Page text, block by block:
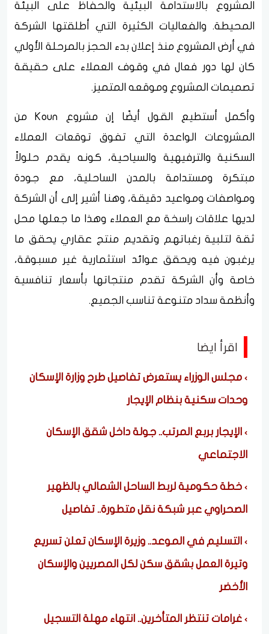
المشروع بالاستدامة البيئية والحفاظ على البيئة
المحيطة. والفعاليات الكثيرة التي أطلقتها الشركة
في أرض المشروع منذ إعلان بدء الحجز بالمرحلة الأولي
كان لها دور فعال في وقوف العملاء على حقيقة
تصميمات المشروع وموقعه المتميز.
وأكمل أستطيع القول أيضًا إن مشروع Koun من
المشروعات الواعدة التي تفوق توقعات العملاء
السكنية والترفيهية والسياحية، كونه يقدم حلولاً
مبتكرة ومستدامة بالمدن الساحلية، مع جودة
ومواصفات ومواعيد دقيقة، وهنا أشير إلى أن الشركة
لديها علاقات راسخة مع العملاء وهذا ما جعلها محل
ثقة لتلبية رغباتهم وتقديم منتج عقاري يحقق ما
يرغبون فيه ويحقق عوائد استثمارية غير مسبوقة،
خاصة وأن الشركة تقدم منتجاتها بأسعار تنافسية
وأنظمة سداد متنوعة تناسب الجميع.
اقرأ ايضا
مجلس الوزراء يستعرض تفاصيل طرح وزارة الإسكان
وحدات سكنية بنظام الإيجار
الإيجار بربع المرتب.. جولة داخل شقق الإسكان
الاجتماعي
خطة حكومية لربط الساحل الشمالي بالظهير
الصحراوي عبر شبكة نقل متطورة.. تفاصيل
التسليم في الموعد.. وزيرة الإسكان تعلن تسريع
وتيرة العمل بشقق سكن لكل المصريين والإسكان
الأخضر
غرامات تنتظر المتأخرين.. انتهاء مهلة التسجيل